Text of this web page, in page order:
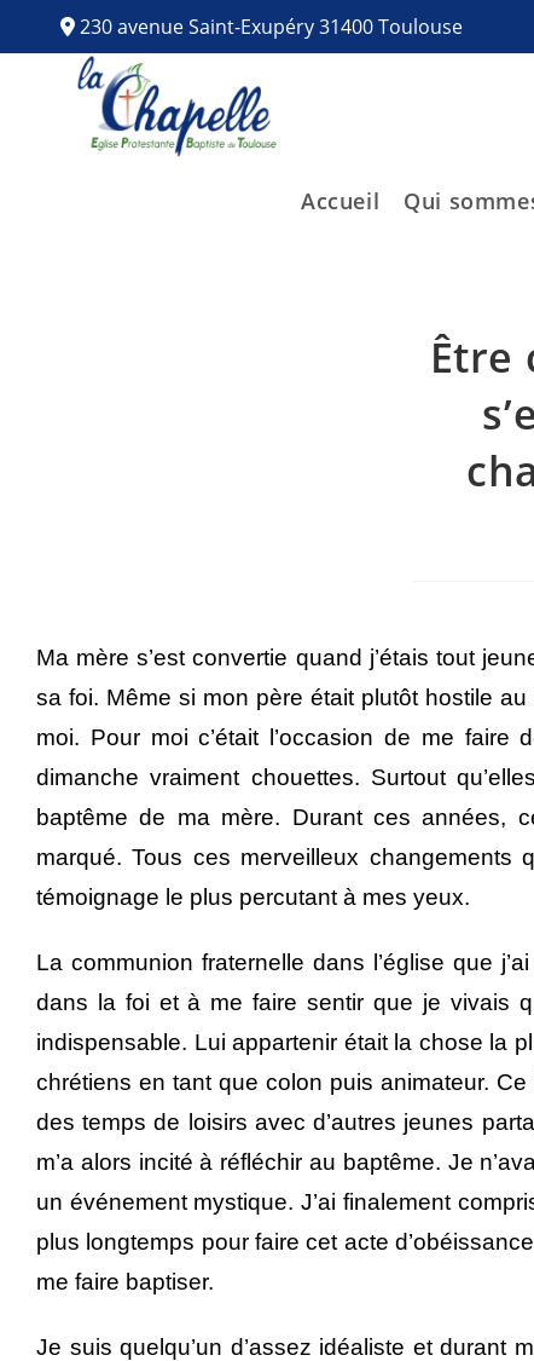
230 avenue Saint-Exupéry 31400 Toulouse
Accueil Qui
Être
Ma mère s’est convertie quand j’étais tout
sa foi. Même si mon père était plutôt hostile
moi. Pour moi c’était l’occasion de me
dimanche vraiment chouettes. Surtout
baptême de ma mère. Durant ces années,
marqué. Tous ces merveilleux
témoignage le plus percutant à mes yeux.
La communion fraternelle dans l’église que
dans la foi et à me faire sentir que je vivais
indispensable. Lui appartenir était la chose la
chrétiens en tant que colon puis animateur.
des temps de loisirs avec d’autres jeunes
m’a alors incité à réfléchir au baptême. Je
un événement mystique. J’ai finalement
plus longtemps pour faire cet acte
me faire baptiser.
Je suis quelqu’un d’assez idéaliste et durant